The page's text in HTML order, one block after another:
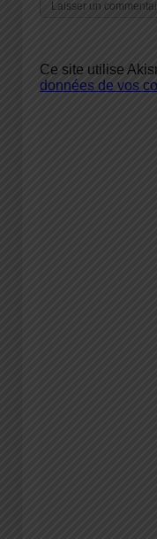
Ce site utilise
données de vos